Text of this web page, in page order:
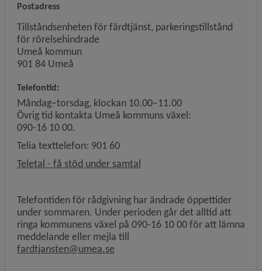
Postadress
Tillståndsenheten för färdtjänst, parkeringstillstånd
för rörelsehindrade
Umeå kommun
901 84 Umeå
Telefontid:
Måndag–torsdag, klockan 10.00–11.00
Övrig tid kontakta Umeå kommuns växel:
090-16 10 00.
Telia texttelefon: 901 60
Teletal - få stöd under samtal
Telefontiden för rådgivning har ändrade öppettider
under sommaren. Under perioden går det alltid att
ringa kommunens växel på 090-16 10 00 för att lämna
meddelande eller mejla till
fardtjansten@umea.se